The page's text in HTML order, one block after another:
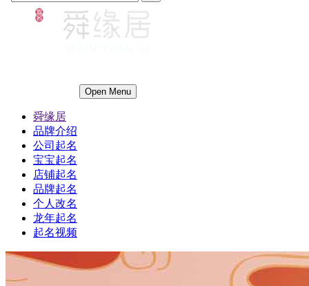
Open Menu
舜缘居
品牌介绍
公司起名
宝宝起名
店铺起名
品牌起名
个人改名
龙年起名
起名视频